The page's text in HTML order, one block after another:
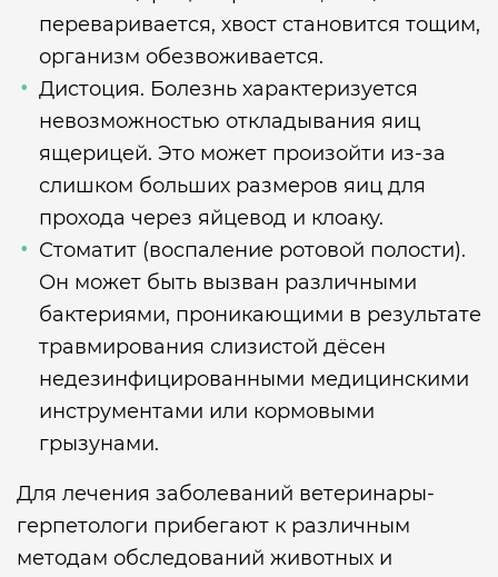
переваривается, хвост становится тощим,
организм обезвоживается.
Дистоция. Болезнь характеризуется
невозможностью откладывания яиц
ящерицей. Это может произойти из-за
слишком больших размеров яиц для
прохода через яйцевод и клоаку.
Стоматит (воспаление ротовой полости).
Он может быть вызван различными
бактериями, проникающими в результате
травмирования слизистой дёсен
недезинфицированными медицинскими
инструментами или кормовыми
грызунами.
Для лечения заболеваний ветеринары-
герпетологи прибегают к различным
методам обследований животных и